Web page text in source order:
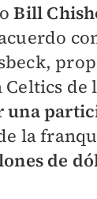
Bill
Celtics de
una
la
de